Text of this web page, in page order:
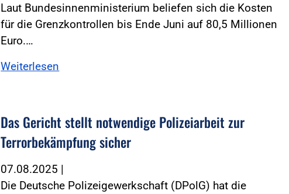
Laut Bundesinnenministerium beliefen sich die Kosten
für die Grenzkontrollen bis Ende Juni auf 80,5 Millionen
Euro.…
Weiterlesen
Das Gericht stellt notwendige Polizeiarbeit zur
Terrorbekämpfung sicher
07.08.2025 |
Die Deutsche Polizeigewerkschaft (DPolG) hat die